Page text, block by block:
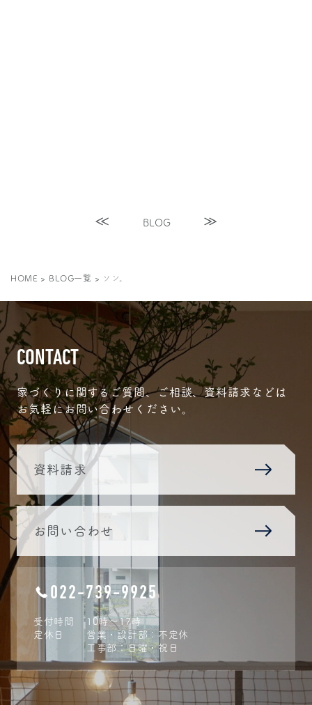
BLOG
HOME > BLOG一覧 > ソン。
CONTACT
家づくりに関するご質問、ご相談、資料請求などは
お気軽にお問い合わせください。
資料請求
お問い合わせ
022-739-9925
受付時間
10時〜17時
定休日
営業・設計部：不定休
工事部：日曜・祝日